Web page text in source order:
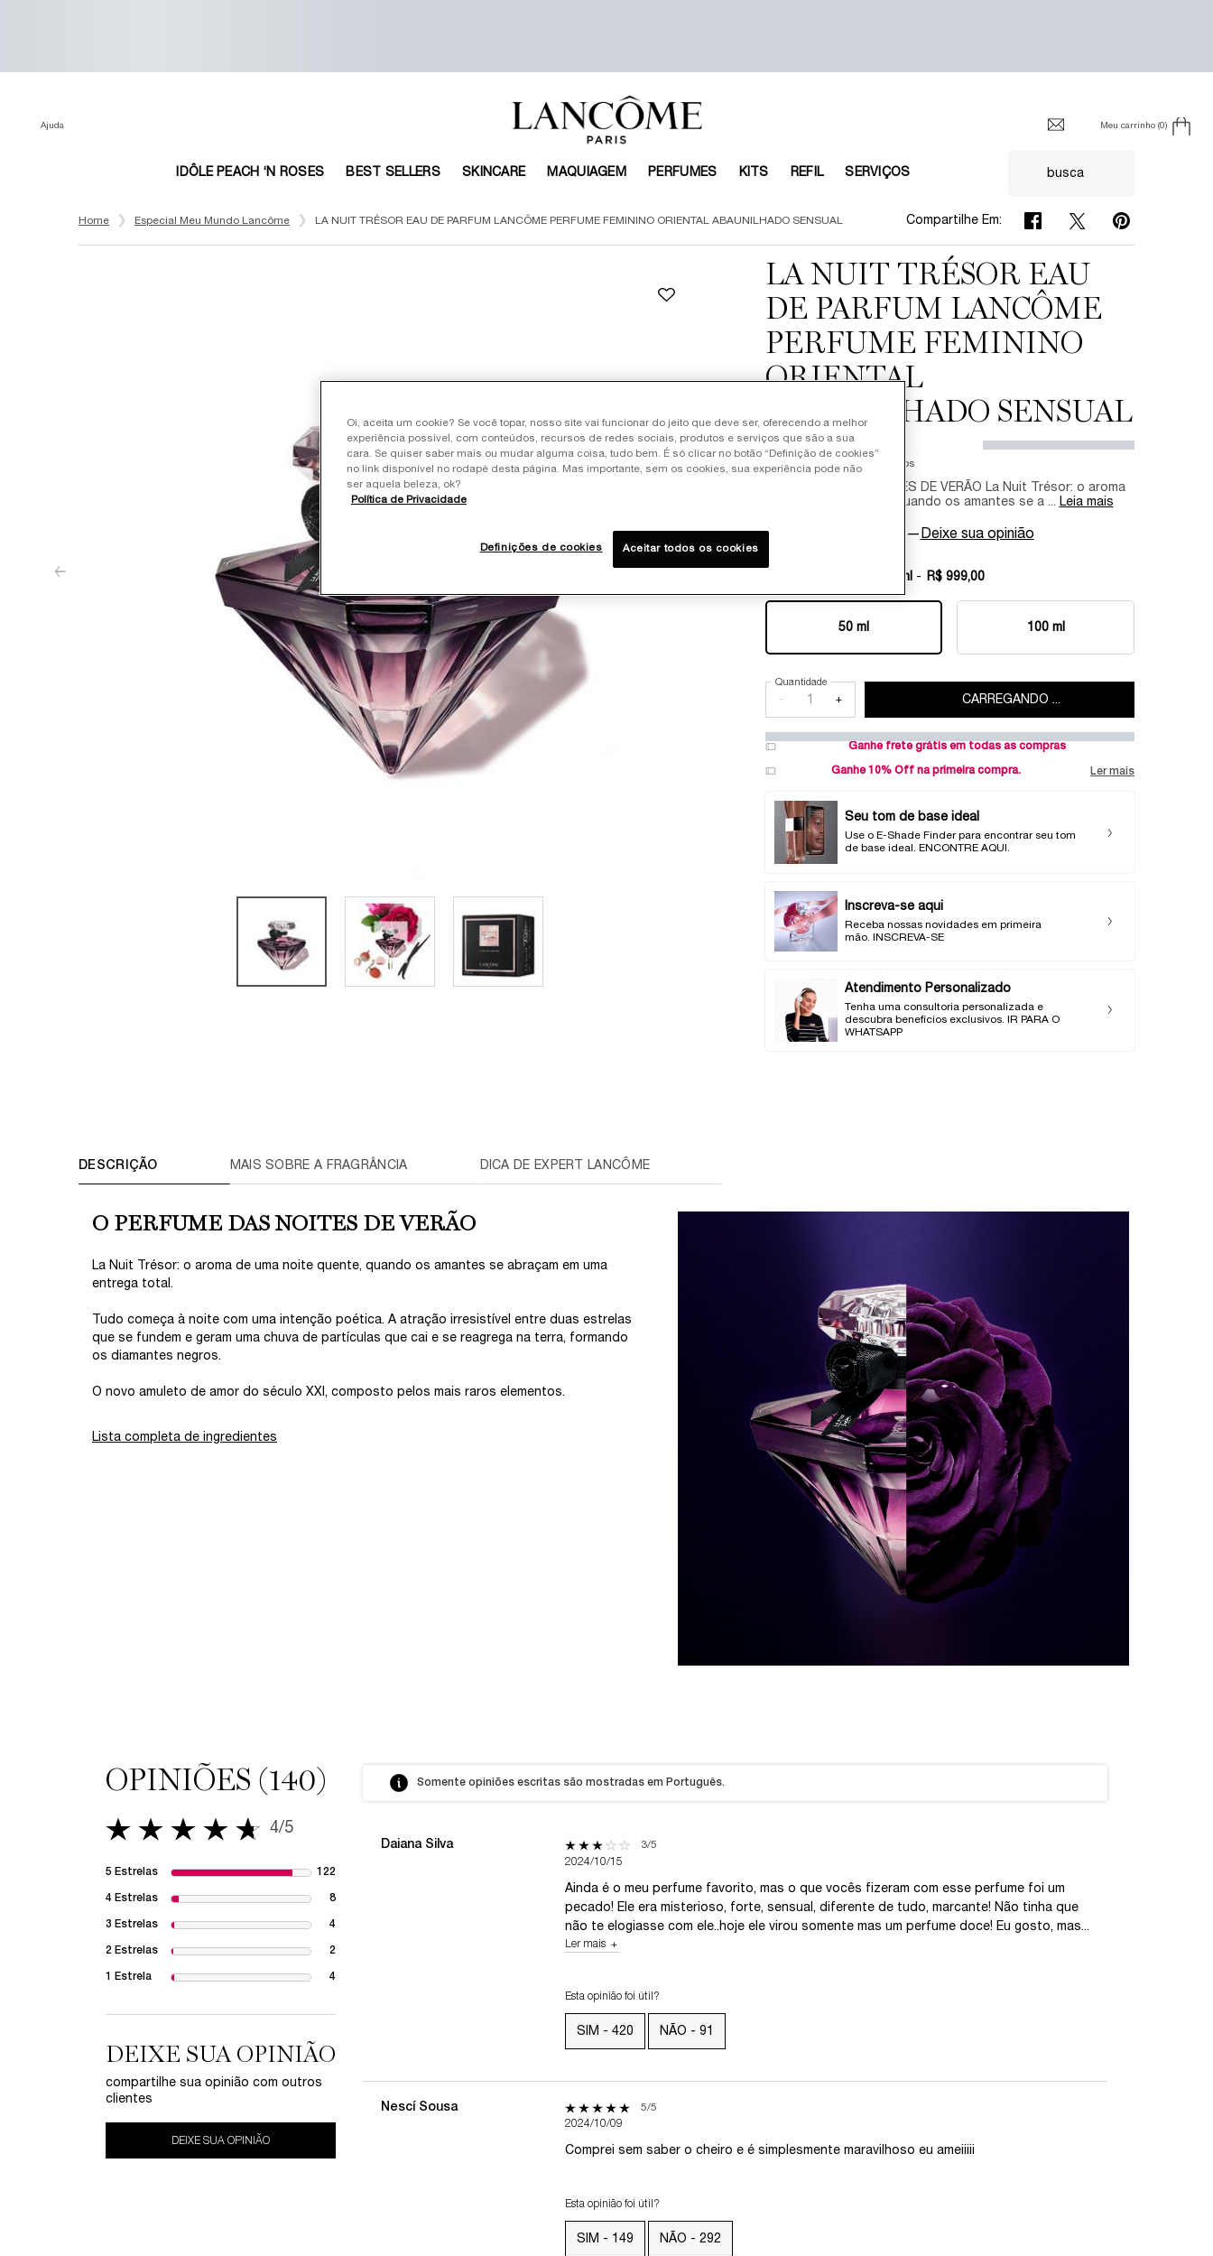
Ajuda Meu carrinho 0
0 product in cart
IDÔLE PEACH ‘N ROSES BEST SELLERS SKINCARE MAQUIAGEM PERFUMES KITS REFIL SERVIÇOS busca
Home
Especial Meu Mundo Lancôme LA NUIT TRÉSOR EAU DE PARFUM LANCÔME PERFUME FEMININO ORIENTAL ABAUNILHADO SENSUAL Compartilhe Em: Compartilhe Em: Facebook
Compartilhe Em: Twitter
Compartilhe
LA NUIT TRÉSOR EAU
DE PARFUM LANCÔME
PERFUME FEMININO
ORIENTAL
ABAUNILHADO SENSUAL
R$ 999,00
10 x de R$ 99,90 sem juros
O PERFUME DAS NOITES DE VERÃO La Nuit Trésor: o aroma
de uma noite quente, quando os amantes se a ... Leia mais
— Deixe sua opinião
50 ml - R$ 999,00
Selected
50 ml
, 1 of 2 Selected
100 ml
, 2 of 2
−
Quantidade
+ CARREGANDO ...
Ganhe frete grátis em todas as compras
Ganhe 10% Off na primeira compra. Ler mais
Seu tom de base ideal
Use o E-Shade Finder para encontrar seu tom
de base ideal. ENCONTRE AQUI.
Inscreva-se aqui
Receba nossas novidades em primeira
mão. INSCREVA-SE
Atendimento Personalizado
Tenha uma consultoria personalizada e
descubra benefícios exclusivos. IR PARA O
WHATSAPP
DESCRIÇÃO MAIS SOBRE A FRAGRÂNCIA DICA DE EXPERT LANCÔME
O PERFUME DAS NOITES DE VERÃO
La Nuit Trésor: o aroma de uma noite quente, quando os amantes se abraçam em uma
entrega total.
Tudo começa à noite com uma intenção poética. A atração irresistível entre duas estrelas
que se fundem e geram uma chuva de partículas que cai e se reagrega na terra, formando
os diamantes negros.
O novo amuleto de amor do século XXI, composto pelos mais raros elementos.
Lista completa de ingredientes
OPINIÕES (140)
4 out of 5 stars. 4/5
5 Estrelas 122
4 Estrelas 8
3 Estrelas 4
2 Estrelas 2
1 Estrela 4
DEIXE SUA OPINIÃO
compartilhe sua opinião com outros
clientes
DEIXE SUA OPINIÃO
Somente opiniões escritas são mostradas em Português.
Daiana Silva 3 out of 5 stars.
3/5
2024/10/15
Ainda é o meu perfume favorito, mas o que vocês fizeram com esse perfume foi um
pecado! Ele era misterioso, forte, sensual, diferente de tudo, marcante! Não tinha que
não te elogiasse com ele..hoje ele virou somente mas um perfume doce! Eu gosto, mas...
Ler mais
Esta opinião foi útil?
SIM - 420 NÃO - 91
Nescí Sousa 5 out of 5 stars. 5/5
2024/10/09
Comprei sem saber o cheiro e é simplesmente maravilhoso eu ameiiiii
Esta opinião foi útil?
SIM - 149 NÃO - 292
Oi, aceita um cookie? Se você topar, nosso site vai funcionar do jeito que deve ser, oferecendo a melhor
experiência possível, com conteúdos, recursos de redes sociais, produtos e serviços que são a sua
cara. Se quiser saber mais ou mudar alguma coisa, tudo bem. É só clicar no botão “Definição de cookies”
no link disponível no rodapé desta página. Mas importante, sem os cookies, sua experiência pode não
ser aquela beleza, ok?
Política de Privacidade
Definições de cookies Aceitar todos os cookies